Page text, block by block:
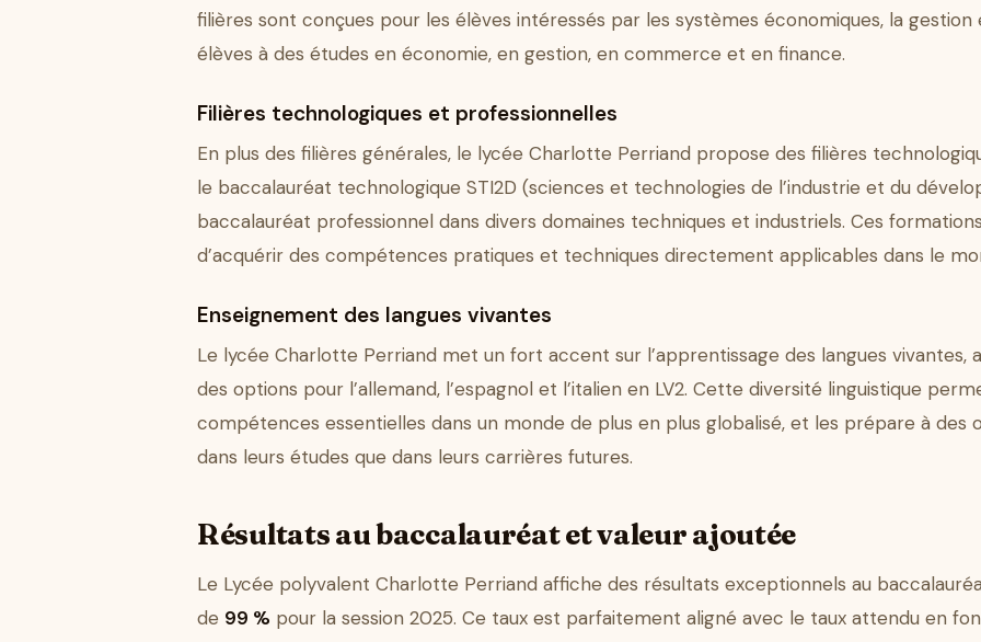
filières sont conçues pour les élèves intéressés par les systèmes économiques, la
élèves à des études en économie, en gestion, en commerce et en finance.
Filières technologiques et professionnelles
En plus des filières générales, le lycée Charlotte Perriand propose des filières
le baccalauréat technologique STI2D (sciences et technologies de l’industrie et du
baccalauréat professionnel dans divers domaines techniques et industriels. Ces
d’acquérir des compétences pratiques et techniques directement applicables dans le
Enseignement des langues vivantes
Le lycée Charlotte Perriand met un fort accent sur l’apprentissage des langues vivantes,
des options pour l’allemand, l’espagnol et l’italien en LV2. Cette diversité linguistique
compétences essentielles dans un monde de plus en plus globalisé, et les prépare à
dans leurs études que dans leurs carrières futures.
Résultats au baccalauréat et valeur ajoutée
Le Lycée polyvalent Charlotte Perriand affiche des résultats exceptionnels au
de 99 % pour la session 2025. Ce taux est parfaitement aligné avec le taux attendu en